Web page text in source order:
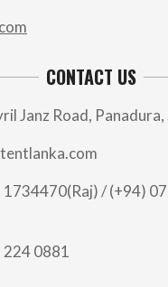
CONTACT US
Janz Road, Panadura,
1734470(Raj) / (+94)
224 0881